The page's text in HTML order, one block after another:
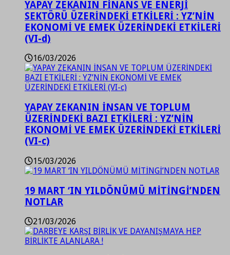
YAPAY ZEKANIN FİNANS VE ENERJİ
SEKTÖRÜ ÜZERİNDEKİ ETKİLERİ : YZ’NİN
EKONOMİ VE EMEK ÜZERİNDEKİ ETKİLERİ
(VI-d)
16/03/2026
YAPAY ZEKANIN İNSAN VE TOPLUM
ÜZERİNDEKİ BAZI ETKİLERİ : YZ’NİN
EKONOMİ VE EMEK ÜZERİNDEKİ ETKİLERİ
(VI-c)
15/03/2026
19 MART ‘IN YILDÖNÜMÜ MİTİNGİ’NDEN
NOTLAR
21/03/2026